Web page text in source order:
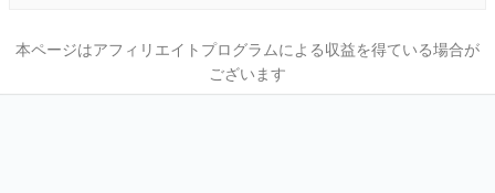
本ページはアフィリエイトプログラムによる収益を得ている場合が
ございます